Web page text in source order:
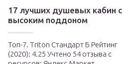
17 лучших душевых кабин с
высоким поддоном
Топ-7. Triton Стандарт Б Рейтинг
(2020): 4.25 Учтено 54 отзыва с